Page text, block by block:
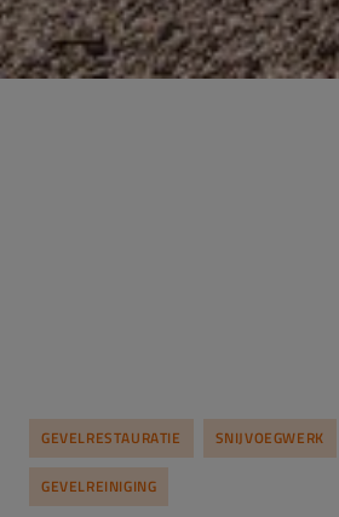
GEVELRESTAURATIE SNIJVOEGWERK
GEVELREINIGING